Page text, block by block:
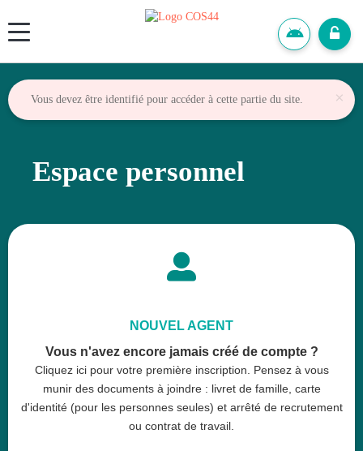
×
Vous devez être identifié pour accéder à cette partie du site.
Espace personnel

NOUVEL AGENT
Vous n'avez encore jamais créé de compte ?
Cliquez ici pour votre première inscription. Pensez à vous
munir des documents à joindre : livret de famille, carte
d'identité (pour les personnes seules) et arrêté de recrutement
ou contrat de travail.